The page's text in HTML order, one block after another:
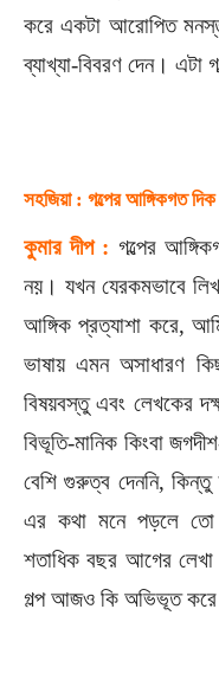
করে একটা আরোপিত
ব্যাখ্যা-বিবরণ দেন। এটা
সহজিয়া : গল্পের আঙ্গিকগত
কুমার দীপ : গল্পের
নয়। যখন যেরকমভাবে
আঙ্গিক প্রত্যাশা করে,
ভাষায় এমন অসাধারণ
বিষয়বস্তু এবং লেখকের
বিভূতি-মানিক কিংবা
বেশি গুরুত্ব দেননি, কিন্তু
এর কথা মনে পড়লে তো
শতাধিক বছর আগের লেখা
গল্প আজও কি অভিভূত করে